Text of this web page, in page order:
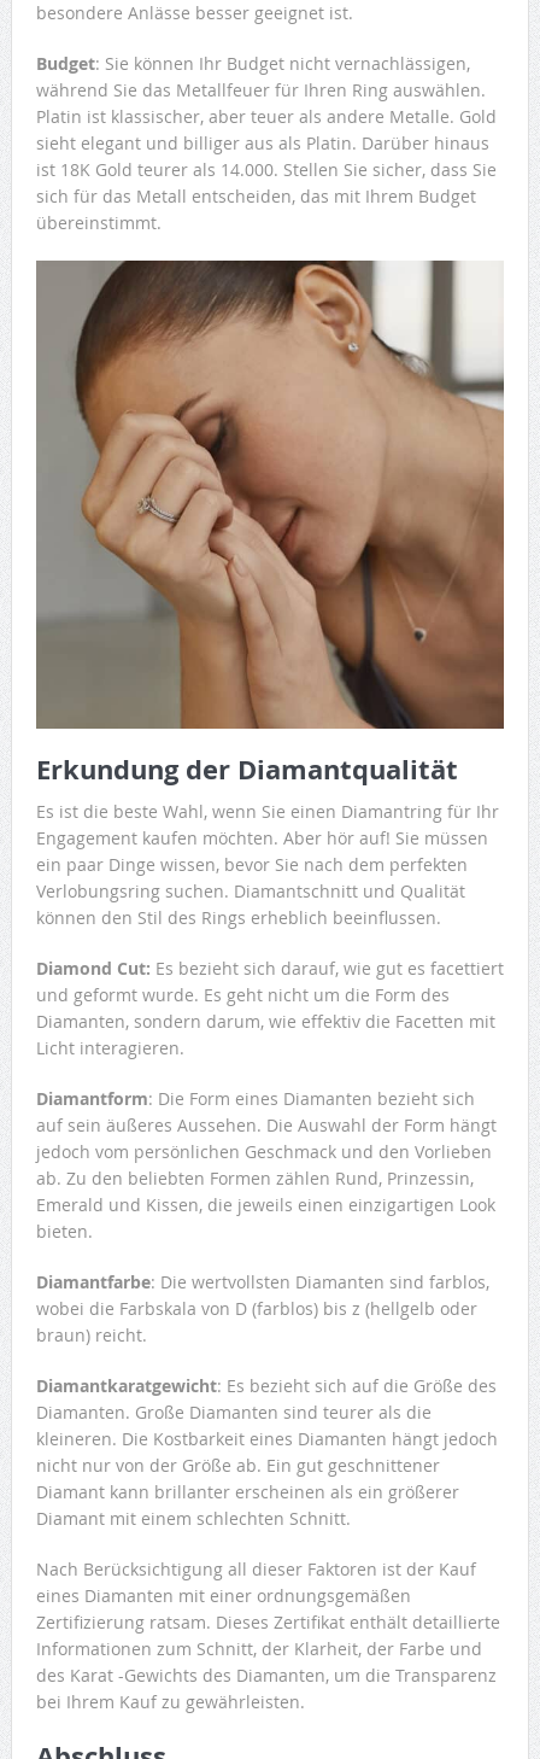
besondere Anlässe besser geeignet ist.
Budget: Sie können Ihr Budget nicht vernachlässigen,
während Sie das Metallfeuer für Ihren Ring auswählen.
Platin ist klassischer, aber teuer als andere Metalle. Gold
sieht elegant und billiger aus als Platin. Darüber hinaus
ist 18K Gold teurer als 14.000. Stellen Sie sicher, dass Sie
sich für das Metall entscheiden, das mit Ihrem Budget
übereinstimmt.
Erkundung der Diamantqualität
Es ist die beste Wahl, wenn Sie einen Diamantring für Ihr
Engagement kaufen möchten. Aber hör auf! Sie müssen
ein paar Dinge wissen, bevor Sie nach dem perfekten
Verlobungsring suchen. Diamantschnitt und Qualität
können den Stil des Rings erheblich beeinflussen.
Diamond Cut: Es bezieht sich darauf, wie gut es facettiert
und geformt wurde. Es geht nicht um die Form des
Diamanten, sondern darum, wie effektiv die Facetten mit
Licht interagieren.
Diamantform: Die Form eines Diamanten bezieht sich
auf sein äußeres Aussehen. Die Auswahl der Form hängt
jedoch vom persönlichen Geschmack und den Vorlieben
ab. Zu den beliebten Formen zählen Rund, Prinzessin,
Emerald und Kissen, die jeweils einen einzigartigen Look
bieten.
Diamantfarbe: Die wertvollsten Diamanten sind farblos,
wobei die Farbskala von D (farblos) bis z (hellgelb oder
braun) reicht.
Diamantkaratgewicht: Es bezieht sich auf die Größe des
Diamanten. Große Diamanten sind teurer als die
kleineren. Die Kostbarkeit eines Diamanten hängt jedoch
nicht nur von der Größe ab. Ein gut geschnittener
Diamant kann brillanter erscheinen als ein größerer
Diamant mit einem schlechten Schnitt.
Nach Berücksichtigung all dieser Faktoren ist der Kauf
eines Diamanten mit einer ordnungsgemäßen
Zertifizierung ratsam. Dieses Zertifikat enthält detaillierte
Informationen zum Schnitt, der Klarheit, der Farbe und
des Karat -Gewichts des Diamanten, um die Transparenz
bei Ihrem Kauf zu gewährleisten.